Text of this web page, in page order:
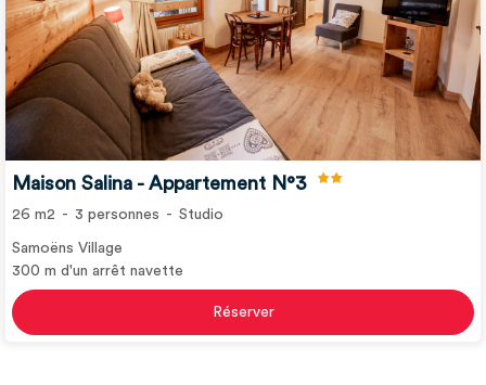
Maison Salina - Appartement N°3
Samoëns Village
300 m d'un arrêt navette
26 m2 3 personnes Studio
Réserver